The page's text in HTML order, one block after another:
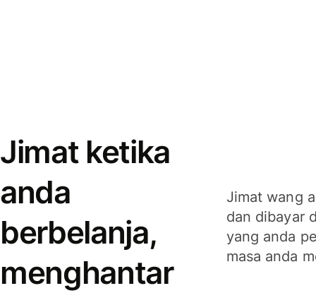
Jimat ketika
anda
berbelanja,
menghantar
Jimat wang
dan dibayar
yang anda
masa anda